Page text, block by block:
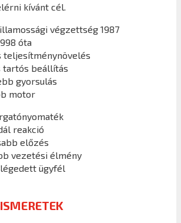
kívánt cél.
végzettség 1987
óta
teljesítménynövelés
tartós beállítás
gyorsulás
motor
reakció
előzés
vezetési élmény
ügyfél